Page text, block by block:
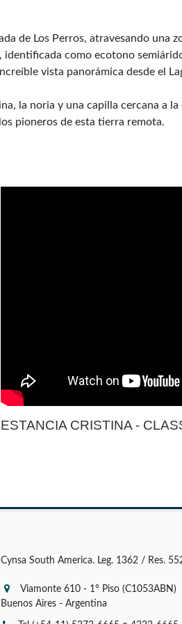
de Los Perros, atravesando una
como ecotono
vista panorámica desde el
la noria y una capilla cercana a la
pioneros de esta tierra remota.
ESTANCIA CRISTINA -
Cynsa South America. Leg. 1362 / Res.
Viamonte 610 - 1° Piso (C1053ABN)
Buenos Aires - Argentina